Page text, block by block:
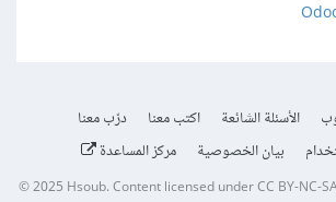
الأسئلة الشائعة اكتب معنا
درّب معنا
بيان الخصوصية مركز المساعدة
© 2025 Hsoub.Content licensed underCC BY-NC-